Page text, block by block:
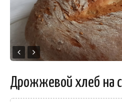
Дрожжевой хлеб на